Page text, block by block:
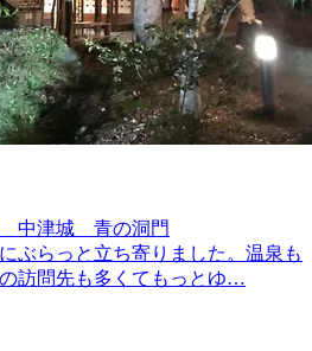
中津城 青の洞門
ぶらっと立ち寄りました。温泉も
訪問先も多くてもっとゆ…